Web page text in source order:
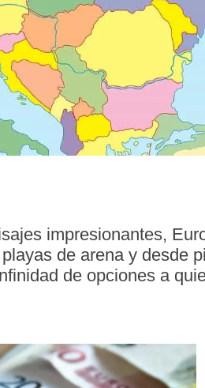
impresionantes,
de arena y desde
de opciones a